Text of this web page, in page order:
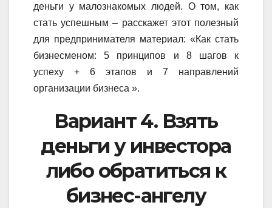
деньги у малознакомых людей. О том, как
стать успешным – расскажет этот полезный
для предпринимателя материал: «Как стать
бизнесменом: 5 принципов и 8 шагов к
успеху + 6 этапов и 7 направлений
организации бизнеса ».
Вариант 4. Взять
деньги у инвестора
либо обратиться к
бизнес-ангелу